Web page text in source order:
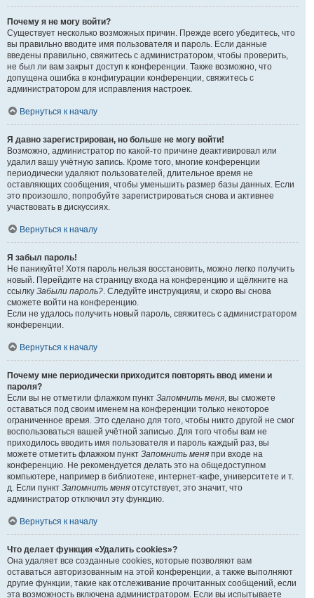
Почему я не могу войти?
Существует несколько возможных причин. Прежде всего убедитесь, что
вы правильно вводите имя пользователя и пароль. Если данные
введены правильно, свяжитесь с администратором, чтобы проверить,
не был ли вам закрыт доступ к конференции. Также возможно, что
допущена ошибка в конфигурации конференции, свяжитесь с
администратором для исправления настроек.
Вернуться к началу
Я давно зарегистрирован, но больше не могу войти!
Возможно, администратор по какой-то причине деактивировал или
удалил вашу учётную запись. Кроме того, многие конференции
периодически удаляют пользователей, длительное время не
оставляющих сообщения, чтобы уменьшить размер базы данных. Если
это произошло, попробуйте зарегистрироваться снова и активнее
участвовать в дискуссиях.
Вернуться к началу
Я забыл пароль!
Не паникуйте! Хотя пароль нельзя восстановить, можно легко получить
новый. Перейдите на страницу входа на конференцию и щёлкните на
ссылку Забыли пароль?. Следуйте инструкциям, и скоро вы снова
сможете войти на конференцию.
Если не удалось получить новый пароль, свяжитесь с администратором
конференции.
Вернуться к началу
Почему мне периодически приходится повторять ввод имени и
пароля?
Если вы не отметили флажком пункт Запомнить меня, вы сможете
оставаться под своим именем на конференции только некоторое
ограниченное время. Это сделано для того, чтобы никто другой не смог
воспользоваться вашей учётной записью. Для того чтобы вам не
приходилось вводить имя пользователя и пароль каждый раз, вы
можете отметить флажком пункт Запомнить меня при входе на
конференцию. Не рекомендуется делать это на общедоступном
компьютере, например в библиотеке, интернет-кафе, университете и т.
д. Если пункт Запомнить меня отсутствует, это значит, что
администратор отключил эту функцию.
Вернуться к началу
Что делает функция «Удалить cookies»?
Она удаляет все созданные cookies, которые позволяют вам
оставаться авторизованным на этой конференции, а также выполняют
другие функции, такие как отслеживание прочитанных сообщений, если
эта возможность включена администратором. Если вы испытываете